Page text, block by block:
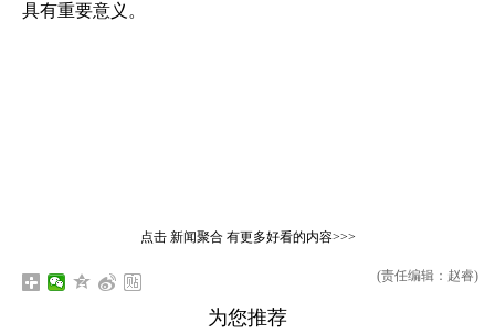
具有重要意义。
点击 新闻聚合有更多好看的内容>>>
(责任编辑：赵睿)
为您推荐